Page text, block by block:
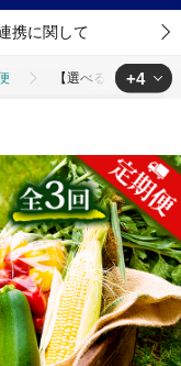
携に関して
【選べる回数】【
回数】【定期便 全3回】<畑
全3回】<畑から直送季節の
べる回数】【定期便 全3回
+4